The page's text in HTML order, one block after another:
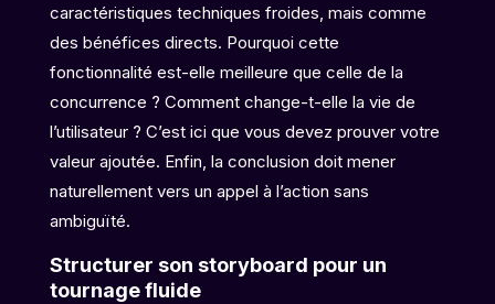
caractéristiques techniques froides, mais comme
des bénéfices directs. Pourquoi cette
fonctionnalité est-elle meilleure que celle de la
concurrence ? Comment change-t-elle la vie de
l’utilisateur ? C’est ici que vous devez prouver votre
valeur ajoutée. Enfin, la conclusion doit mener
naturellement vers un appel à l’action sans
ambiguïté.
Structurer son storyboard pour un
tournage fluide